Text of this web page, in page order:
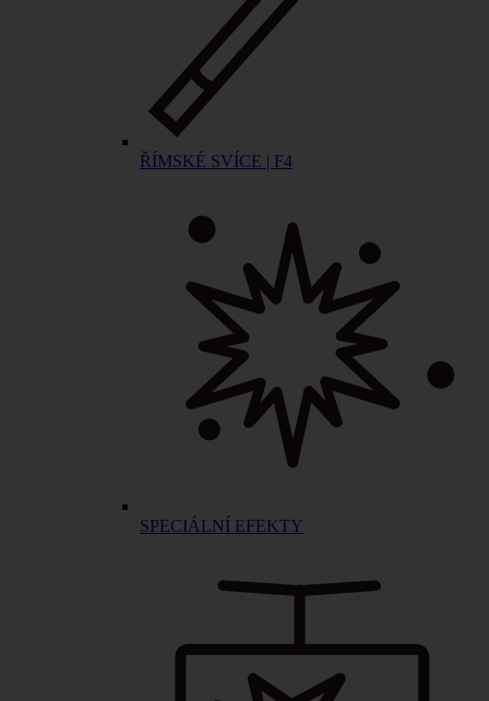
ŘÍMSKÉ SVÍCE | F4
SPECIÁLNÍ EFEKTY